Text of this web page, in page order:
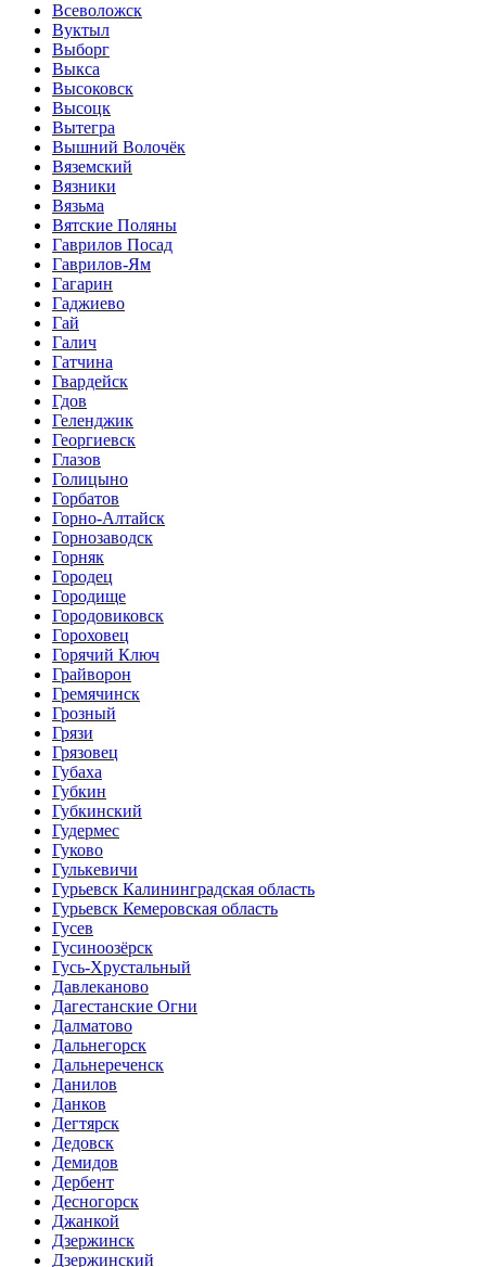
Всеволожск
Вуктыл
Выборг
Выкса
Высоковск
Высоцк
Вытегра
Вышний Волочёк
Вяземский
Вязники
Вязьма
Вятские Поляны
Гаврилов Посад
Гаврилов-Ям
Гагарин
Гаджиево
Гай
Галич
Гатчина
Гвардейск
Гдов
Геленджик
Георгиевск
Глазов
Голицыно
Горбатов
Горно-Алтайск
Горнозаводск
Горняк
Городец
Городище
Городовиковск
Гороховец
Горячий Ключ
Грайворон
Гремячинск
Грозный
Грязи
Грязовец
Губаха
Губкин
Губкинский
Гудермес
Гуково
Гулькевичи
Гурьевск Калининградская область
Гурьевск Кемеровская область
Гусев
Гусиноозёрск
Гусь-Хрустальный
Давлеканово
Дагестанские Огни
Далматово
Дальнегорск
Дальнереченск
Данилов
Данков
Дегтярск
Дедовск
Демидов
Дербент
Десногорск
Джанкой
Дзержинск
Дзержинский